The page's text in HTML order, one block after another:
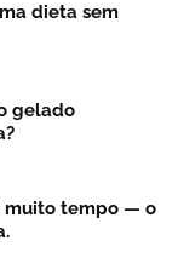
dieta sem
gelado
muito tempo — o